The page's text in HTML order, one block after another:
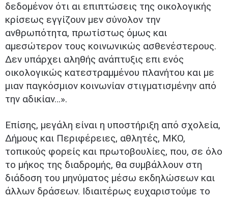
δεδομένον ότι αι επιπτώσεις της οικολογικής
κρίσεως εγγίζουν μεν σύνολον την
ανθρωπότητα, πρωτίστως όμως και
αμεσώτερον τους κοινωνικώς ασθενέστερους.
Δεν υπάρχει αληθής ανάπτυξις επι ενός
οικολογικώς κατεστραμμένου πλανήτου και με
μιαν παγκόσμιον κοινωνίαν στιγματισμένην από
την αδικίαν…».
Επίσης, μεγάλη είναι η υποστήριξη από σχολεία,
Δήμους και Περιφέρειες, αθλητές, ΜΚΟ,
τοπικούς φορείς και πρωτοβουλίες, που, σε όλο
το μήκος της διαδρομής, θα συμβάλλουν στη
διάδοση του μηνύματος μέσω εκδηλώσεων και
άλλων δράσεων. Ιδιαιτέρως ευχαριστούμε το